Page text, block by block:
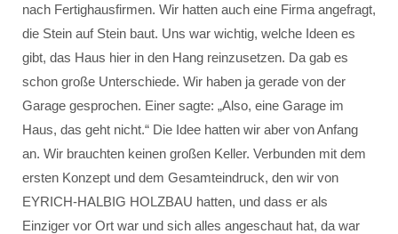
nach Fertighausfirmen. Wir hatten auch eine Firma angefragt,
die Stein auf Stein baut. Uns war wichtig, welche Ideen es
gibt, das Haus hier in den Hang reinzusetzen. Da gab es
schon große Unterschiede. Wir haben ja gerade von der
Garage gesprochen. Einer sagte: „Also, eine Garage im
Haus, das geht nicht.“ Die Idee hatten wir aber von Anfang
an. Wir brauchten keinen großen Keller. Verbunden mit dem
ersten Konzept und dem Gesamteindruck, den wir von
EYRICH-HALBIG HOLZBAU hatten, und dass er als
Einziger vor Ort war und sich alles angeschaut hat, da war